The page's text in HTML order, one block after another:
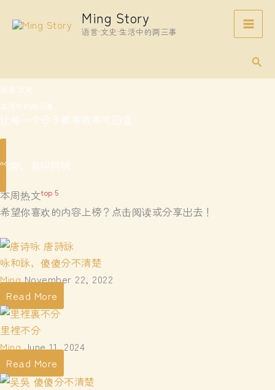
Ming Story
语言·文史·生活中的两三事
语言.文史.
生活中的两三事.
让每一个日子都有故事可回温
哈啰，我叫阿明
本周热文top 5
希望你喜欢的内容上榜？点击阅读或分享出去！
咏和詠，傻傻分不清楚
Ming November 22, 2022
Read More
里裡不分
Ming June 11, 2024
Read More